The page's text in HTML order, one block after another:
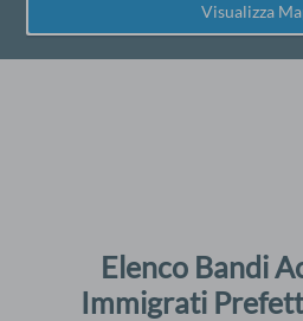
Visualizza
Elenco Bandi
Immigrati